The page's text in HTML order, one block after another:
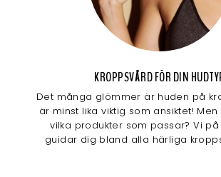
KROPPSVÅRD FÖR DIN
Det många glömmer är huden på
är minst lika viktig som ansiktet!
vilka produkter som passar? Vi
guidar dig bland alla härliga